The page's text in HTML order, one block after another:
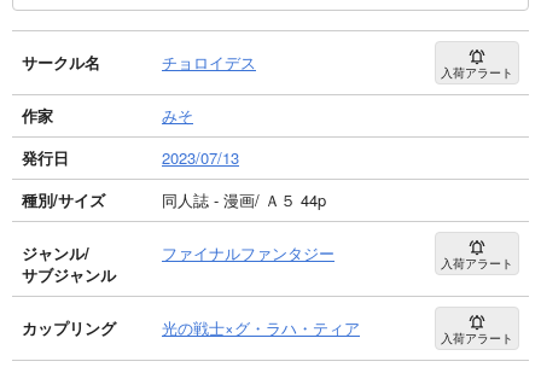
サークル名 チョロイデス 入荷アラート
作家
みそ
発行日
2023/07/13
種別/サイズ
同人誌 - 漫画/ Ａ５ 44p
ジャンル/
サブジャンル
ファイナルファンタジー 入荷アラート
カップリング 光の戦士×グ・ラハ・ティア 入荷アラート